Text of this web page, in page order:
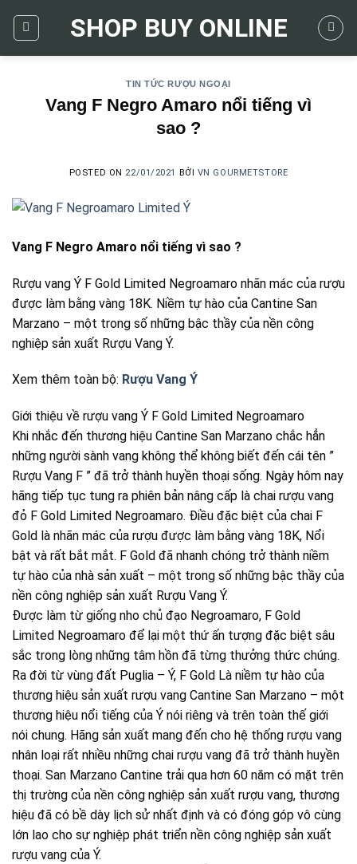
SHOP BUY ONLINE
TIN TỨC RƯỢU NGOẠI
Vang F Negro Amaro nổi tiếng vì
sao ?
POSTED ON 22/01/2021 BỞI VN GOURMETSTORE
Vang F Negro Amaro nổi tiếng vì sao ?
Rượu vang Ý F Gold Limited Negroamaro nhãn mác của rượu
được làm bằng vàng 18K. Niềm tự hào của Cantine San
Marzano – một trong số những bậc thầy của nền công
nghiệp sản xuất Rượu Vang Ý.
Xem thêm toàn bộ: Rượu Vang Ý
Giới thiệu về rượu vang Ý F Gold Limited Negroamaro
Khi nhắc đến thương hiệu Cantine San Marzano chắc hẳn
những người sành vang không thể không biết đến cái tên ”
Rượu Vang F ” đã trở thành huyền thoại sống. Ngày hôm nay
hãng tiếp tục tung ra phiên bản nâng cấp là chai rượu vang
đỏ F Gold Limited Negroamaro. Điều đặc biệt của chai F
Gold là nhãn mác của rượu được làm bằng vàng 18K, Nổi
bật và rất bắt mắt. F Gold đã nhanh chóng trở thành niềm
tự hào của nhà sản xuất – một trong số những bậc thầy của
nền công nghiệp sản xuất Rượu Vang Ý.
Được làm từ giống nho chủ đạo Negroamaro, F Gold
Limited Negroamaro để lại một thứ ấn tượng đặc biệt sâu
sắc trong lòng những tâm hồn đã từng thưởng thức chúng.
Ra đời từ vùng đất Puglia – Ý, F Gold Là niềm tự hào của
thương hiệu sản xuất rượu vang Cantine San Marzano – một
thương hiệu nổi tiếng của Ý nói riêng và trên toàn thế giới
nói chung. Hãng sản xuất mang đến cho hệ thống rượu vang
nhân loại rất nhiều những chai rượu vang đã trở thành huyền
thoại. San Marzano Cantine trải qua hơn 60 năm có mặt trên
thị trường của nền công nghiệp sản xuất rượu vang, thương
hiệu đã có bề dày lịch sử nhất định và có đóng góp vô cùng
lớn lao cho sự nghiệp phát triển nền công nghiệp sản xuất
rượu vang của Ý.